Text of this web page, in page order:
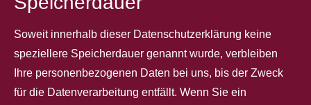
Soweit innerhalb dieser Datenschutzerklärung keine
speziellere Speicherdauer genannt wurde, verbleiben
Ihre personenbezogenen Daten bei uns, bis der Zweck
für die Datenverarbeitung entfällt. Wenn Sie ein